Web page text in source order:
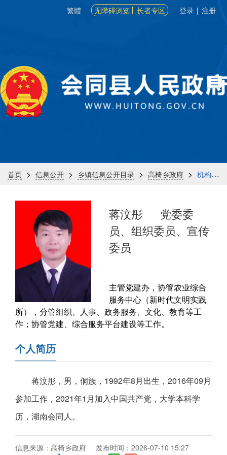
繁體 无障碍浏览 长者专区 登录 | 注册
首页 > 信息公开 > 乡镇信息公开目录 > 高椅乡政府 > 机构信息
蒋汶彤
党委委
员、组织委员、宣传
委员
主管党建办，协管农业综合
服务中心（新时代文明实践
所），分管组织、人事、政务服务、文化、教育等工
作；协管党建、综合服务平台建设等工作。
个人简历
蒋汶彤，男，侗族，1992年8月出生，2016年09月
参加工作，2021年1月加入中国共产党，大学本科学
历，湖南会同人。
信息来源：高椅乡政府 发布时间：2026-07-10 15:27